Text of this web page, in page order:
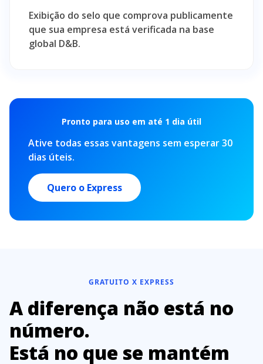
Exibição do selo que comprova publicamente
que sua empresa está verificada na base
global D&B.
Pronto para uso em até 1 dia útil
Ative todas essas vantagens sem esperar 30
dias úteis.
Quero o Express
GRATUITO X EXPRESS
A diferença não está no
número.
Está no que se mantém